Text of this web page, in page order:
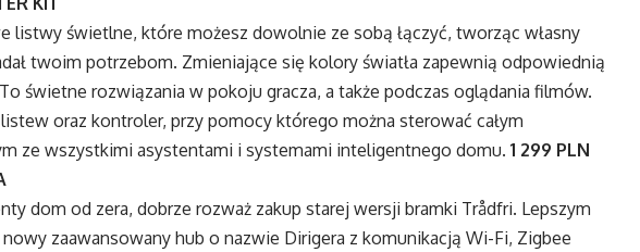
listwy świetlne, które możesz dowolnie ze sobą łączyć, tworząc własny
twoim potrzebom. Zmieniające się kolory światła zapewnią odpowiednią
świetne rozwiązania w pokoju gracza, a także podczas oglądania filmów.
oraz kontroler, przy pomocy którego można sterować całym
ze wszystkimi asystentami i systemami inteligentnego domu. 1 299 PLN
dom od zera, dobrze rozważ zakup starej wersji bramki Trådfri. Lepszym
zaawansowany hub o nazwie Dirigera z komunikacją Wi-Fi, Zigbee